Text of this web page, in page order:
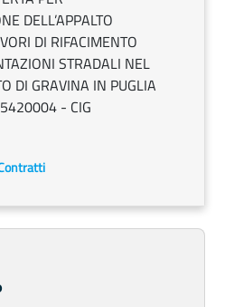
DELL’APPALTO
DI RIFACIMENTO
STRADALI NEL
DI GRAVINA IN PUGLIA
- CIG